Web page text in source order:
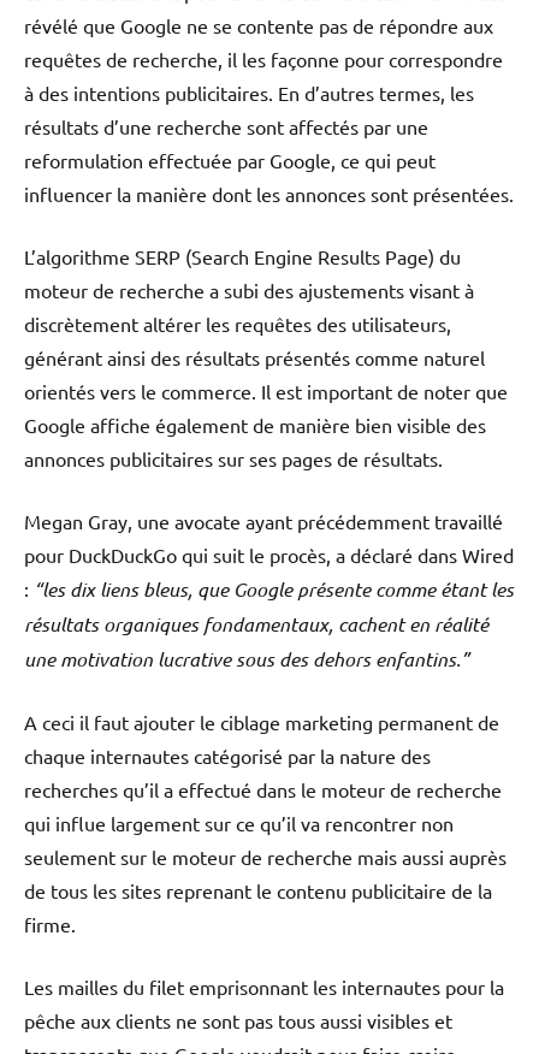
révélé que Google ne se contente pas de répondre aux
requêtes de recherche, il les façonne pour correspondre
à des intentions publicitaires. En d’autres termes, les
résultats d’une recherche sont affectés par une
reformulation effectuée par Google, ce qui peut
influencer la manière dont les annonces sont présentées.
L’algorithme SERP (Search Engine Results Page) du
moteur de recherche a subi des ajustements visant à
discrètement altérer les requêtes des utilisateurs,
générant ainsi des résultats présentés comme naturel
orientés vers le commerce. Il est important de noter que
Google affiche également de manière bien visible des
annonces publicitaires sur ses pages de résultats.
Megan Gray, une avocate ayant précédemment travaillé
pour DuckDuckGo qui suit le procès, a déclaré dans Wired
: “les dix liens bleus, que Google présente comme étant les
résultats organiques fondamentaux, cachent en réalité
une motivation lucrative sous des dehors enfantins.”
A ceci il faut ajouter le ciblage marketing permanent de
chaque internautes catégorisé par la nature des
recherches qu’il a effectué dans le moteur de recherche
qui influe largement sur ce qu’il va rencontrer non
seulement sur le moteur de recherche mais aussi auprès
de tous les sites reprenant le contenu publicitaire de la
firme.
Les mailles du filet emprisonnant les internautes pour la
pêche aux clients ne sont pas tous aussi visibles et